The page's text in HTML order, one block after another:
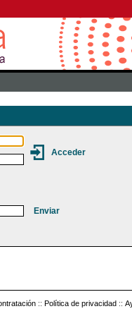
:: Política de privacidad ::